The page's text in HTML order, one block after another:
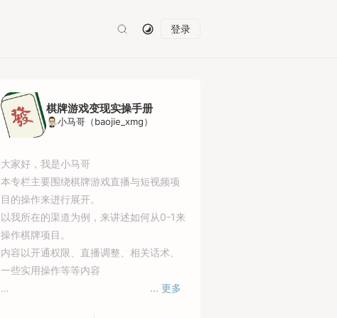
登录
棋牌游戏变现实操手册
小马哥（baojie_xmg）
大家好，我是小马哥
本专栏主要围绕棋牌游戏直播与短视频项
目的操作来进行展开。
以我所在的渠道为例，来讲述如何从0-1来
操作棋牌项目。
内容以开通权限、直播调整、相关话术、
一些实用操作等等内容
... 更多